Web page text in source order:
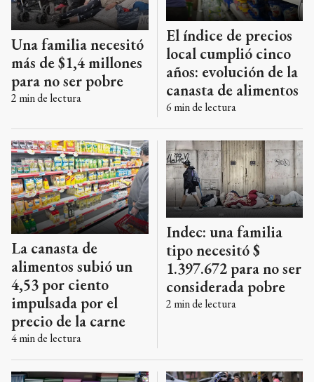
Una familia necesitó
más de $1,4 millones
para no ser pobre
2 min de lectura
El índice de precios
local cumplió cinco
años: evolución de la
canasta de alimentos
6 min de lectura
La canasta de
alimentos subió un
4,53 por ciento
impulsada por el
precio de la carne
4min de lectura
Indec: una familia
tipo necesitó $
1.397.672 para no ser
considerada pobre
2 min de lectura